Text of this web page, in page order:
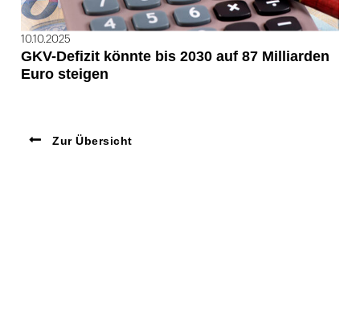
10.10.2025
GKV-Defizit könnte bis 2030 auf 87 Milliarden
Euro steigen
Zur Übersicht